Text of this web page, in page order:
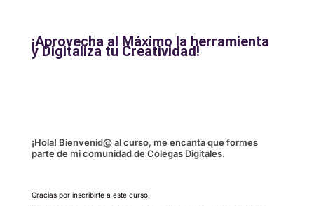
¡Aprovecha al Máximo la herramienta
y Digitaliza tu Creatividad!
¡Hola! Bienvenid@ al curso, me encanta que formes
parte de mi comunidad de Colegas Digitales.
Gracias por inscribirte a este curso.